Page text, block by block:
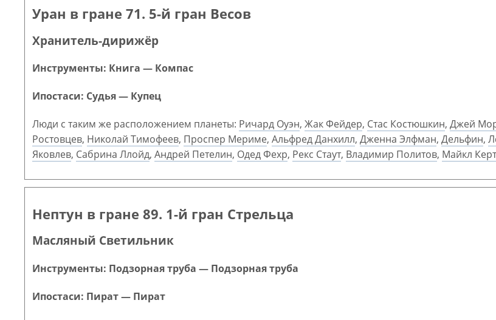
Уран в гране 71. 5-й гран Весов
Хранитель-дирижёр
Инструменты: Книга — Компас
Ипостаси: Судья — Купец
Люди с таким же расположением планеты: Ричард Оуэн, Жак Фейдер, Стас Костюшкин, Джей
Ростовцев, Николай Тимофеев, Проспер Мериме, Альфред Данхилл, Дженна Элфман, Дельфин,
Яковлев, Сабрина Ллойд, Андрей Петелин, Одед Фехр, Рекс Стаут, Владимир Политов, Майкл
Нептун в гране 89. 1-й гран Стрельца
Масляный Светильник
Инструменты: Подзорная труба — Подзорная труба
Ипостаси: Пират — Пират